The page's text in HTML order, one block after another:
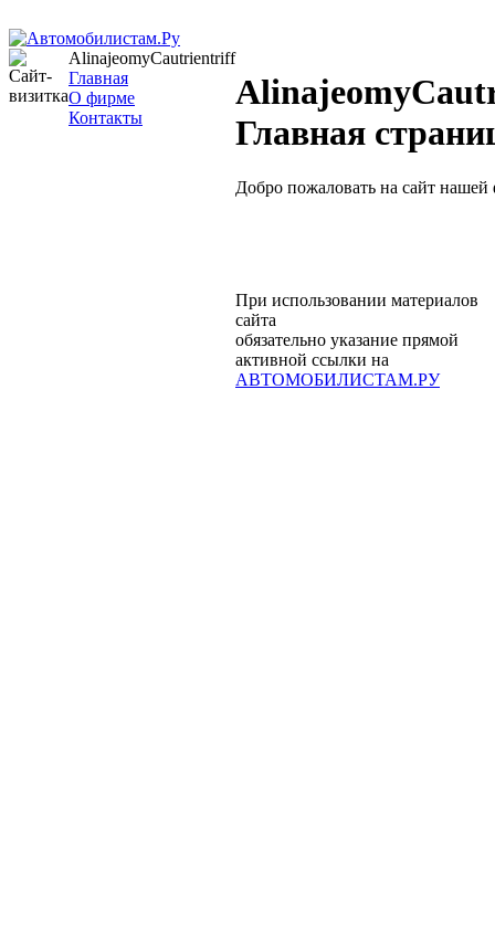
AlinajeomyCautrientriff
Главная
О фирме
Контакты
Главная
Добро пожаловать на сайт
При использовании материалов
сайта
обязательно указание прямой
активной ссылки на
АВТОМОБИЛИСТАМ.РУ